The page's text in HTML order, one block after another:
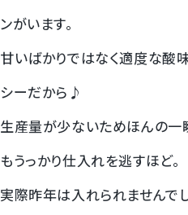
桃
温室みかん(ハウスみかん)
梨
ンがいます。
甘いばかりではなく適度な酸
シーだから♪
生産量が少ないためほんの一
もうっかり仕入れを逃すほど。
実際昨年は入れられませんで